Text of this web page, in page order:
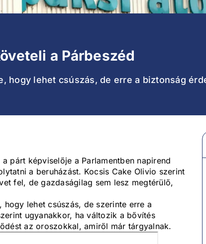
a Párbeszéd
hogy lehet csúszás, de erre a biztonság
párt képviselője a Parlamentben napirend
a beruházást. Kocsis Cake Olivio szerint
fel, de gazdaságilag sem lesz megtérülő,
lehet csúszás, de szerinte erre a
ugyanakkor, ha változik a bővítés
az oroszokkal, amiről már tárgyalnak.